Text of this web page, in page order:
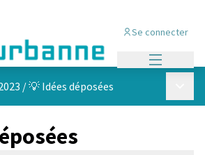
Se connecter
/💡 Idées déposées